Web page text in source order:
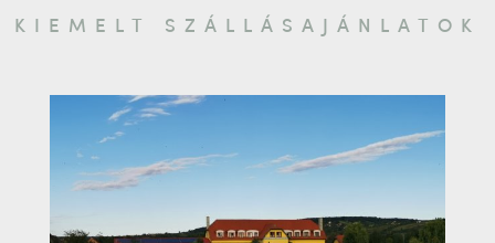
KIEMELT SZÁLLÁSAJÁNLATOK